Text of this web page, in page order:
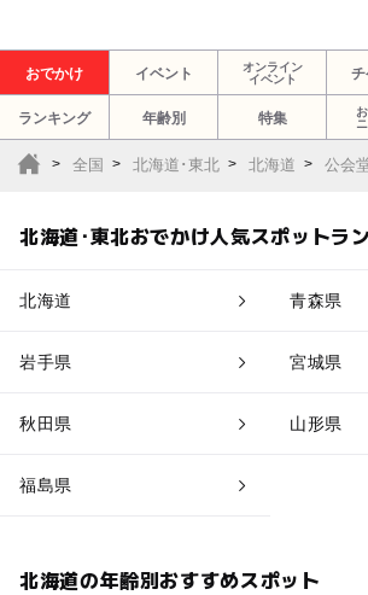
おでかけ イベント
オンライン
イベント
チ
ランキング 年齢別 特集
全国 北海道･東北 北海道 公会
北海道･東北おでかけ人気スポットラ
北海道 青森県
岩手県 宮城県
秋田県 山形県
福島県
北海道の年齢別おすすめスポット